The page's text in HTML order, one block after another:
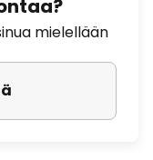
mielellään